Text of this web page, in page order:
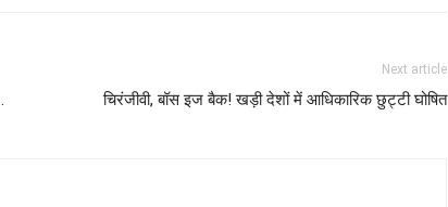
Next article
चिरंजीवी, बॉस इज बैक! खड़ी देशों में आधिकारिक छुट्टी घोषित